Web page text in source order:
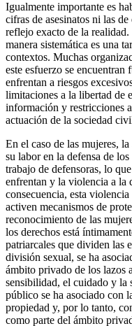
Igualmente importante es
cifras de asesinatos ni las
reflejo exacto de la
manera sistemática es una
contextos. Muchas
este esfuerzo se encuentran
enfrentan a riesgos
limitaciones a la libertad de
información y restricciones
actuación de la sociedad
En el caso de las mujeres,
su labor en la defensa de
trabajo de defensoras, lo
enfrentan y la violencia a la
consecuencia, esta
activen mecanismos de
reconocimiento de las
los derechos está
patriarcales que dividen las
división sexual, se ha
ámbito privado de los lazos
sensibilidad, el cuidado y la
público se ha asociado con
propiedad y, por lo tanto,
como parte del ámbito